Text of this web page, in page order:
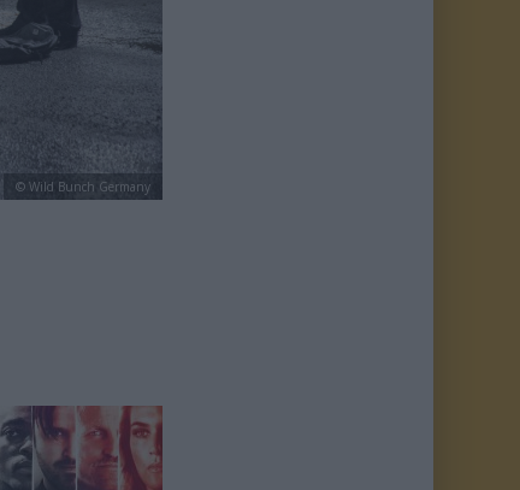
© Wild Bunch Germany